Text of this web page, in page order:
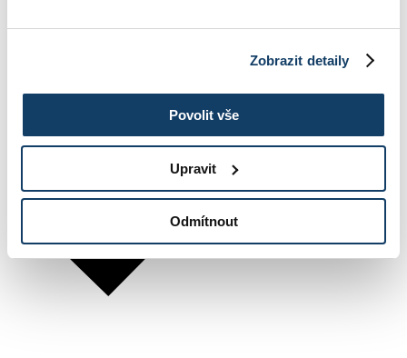
Zobrazit detaily
Povolit vše
Upravit
Odmítnout